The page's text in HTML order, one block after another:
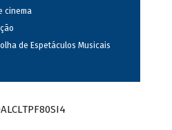
cinema
de Espetáculos Musicais